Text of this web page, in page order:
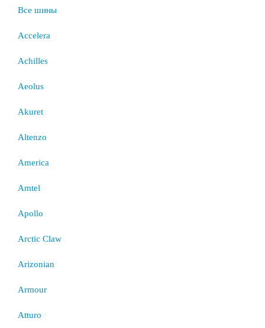
Все шины
Accelera
Achilles
Aeolus
Akuret
Altenzo
America
Amtel
Apollo
Arctic Claw
Arizonian
Armour
Atturo